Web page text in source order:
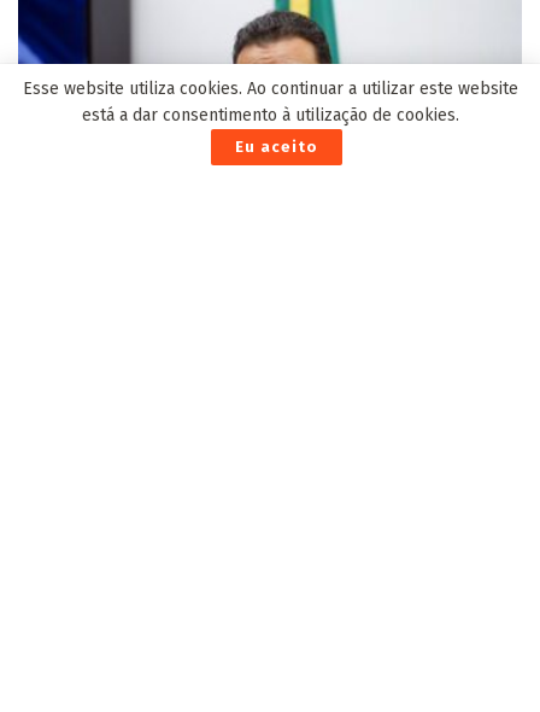
Esse website utiliza cookies. Ao continuar a utilizar este website
está a dar consentimento à utilização de cookies.
Eu aceito